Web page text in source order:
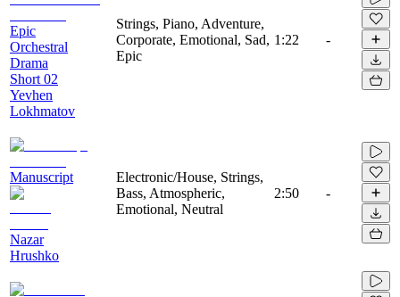
Epic
Orchestral
Drama
Short 02
Yevhen
Lokhmatov
Strings, Piano, Adventure,
Corporate, Emotional, Sad,
Epic
1:22 -
Manuscript
Nazar
Hrushko
Electronic/House, Strings,
Bass, Atmospheric,
Emotional, Neutral
2:50 -